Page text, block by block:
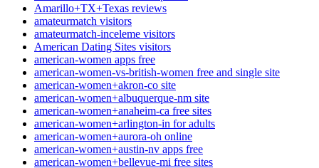
Amarillo+TX+Texas reviews
amateurmatch visitors
amateurmatch-inceleme visitors
American Dating Sites visitors
american-women apps free
american-women-vs-british-women free and single site
american-women+akron-co site
american-women+albuquerque-nm site
american-women+anaheim-ca free sites
american-women+arlington-in for adults
american-women+aurora-oh online
american-women+austin-nv apps free
american-women+bellevue-mi free sites